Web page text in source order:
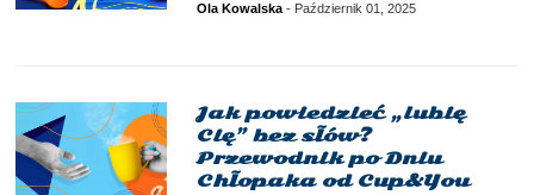
Ola Kowalska - Październik 01, 2025
Jak powiedzieć „lubię
Cię” bez słów?
Przewodnik po Dniu
Chłopaka od Cup&You